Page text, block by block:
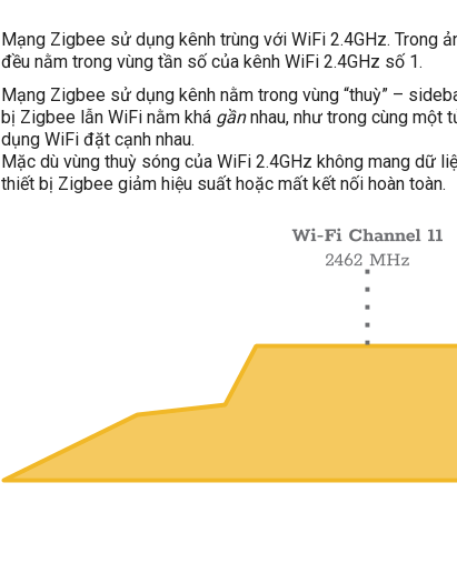
Mạng Zigbee sử dụng kênh trùng với WiFi 2.4GHz. Trong
đều nằm trong vùng tần số của kênh WiFi 2.4GHz số 1.
Mạng Zigbee sử dụng kênh nằm trong vùng “thuỳ” –
bị Zigbee lẫn WiFi nằm khá gầnnhau, như trong cùng một
dụng WiFi đặt cạnh nhau.
Mặc dù vùng thuỳ sóng của WiFi 2.4GHz không mang dữ
thiết bị Zigbee giảm hiệu suất hoặc mất kết nối hoàn toàn.